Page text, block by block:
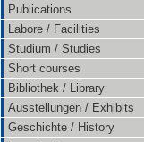
Publications
Labore / Facilities
Studium / Studies
Short courses
Bibliothek / Library
Ausstellungen / Exhibits
Geschichte / History